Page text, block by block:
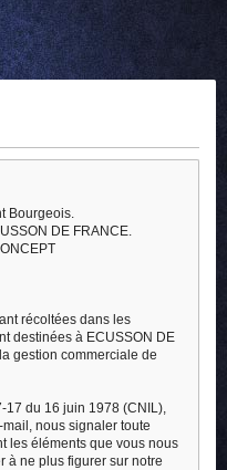
Bourgeois.
DE FRANCE.
récoltées dans les
destinées à ECUSSON DE
gestion commerciale de
17 du 16 juin 1978 (CNIL),
nous signaler toute
les éléments que vous nous
à ne plus figurer sur notre